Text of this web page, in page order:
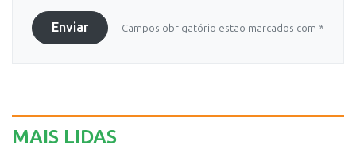
Enviar Campos obrigatório estão marcados com *
MAIS LIDAS